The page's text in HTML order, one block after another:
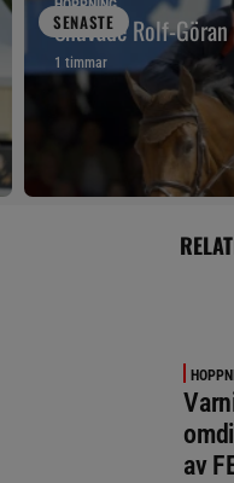
SENASTE
HOPPNING
Snuvade Rolf-
1 timmar
av